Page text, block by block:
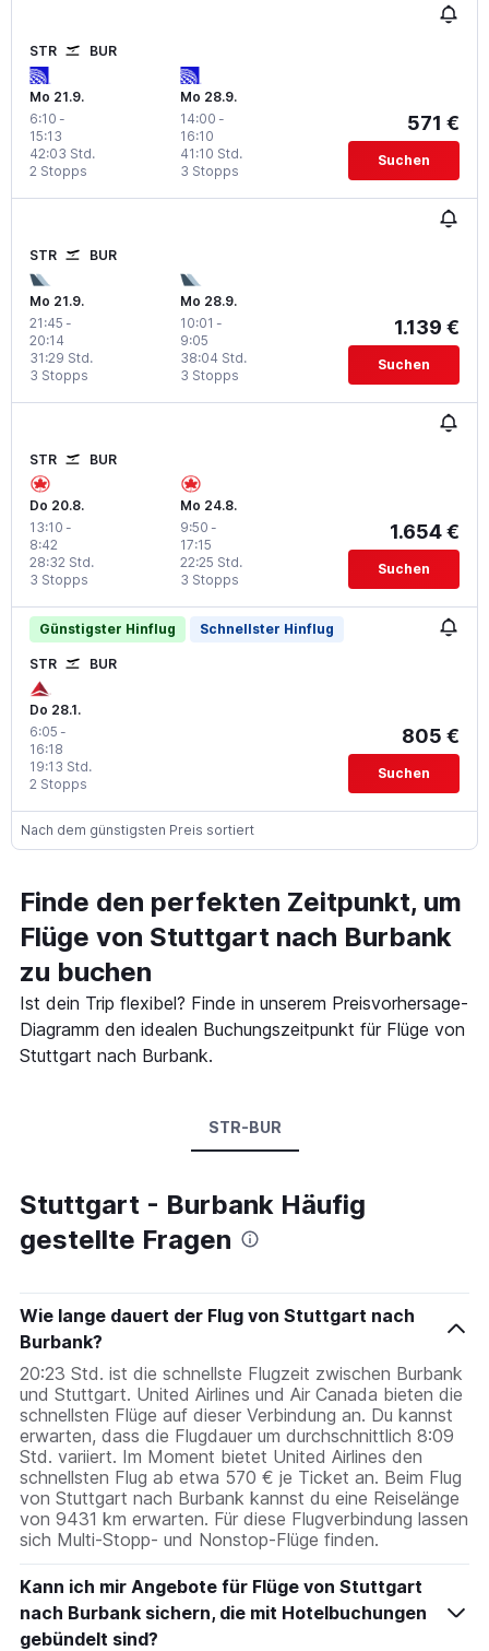
STR BUR
Mo 21.9.
6:10 -
15:13
2 Stopps
42:03 Std.
Mo 28.9.
14:00 -
16:10
3 Stopps
41:10 Std.
571 €
Suchen
STR BUR
Mo 21.9.
21:45 -
20:14
3 Stopps
31:29 Std.
Mo 28.9.
10:01 -
9:05
3 Stopps
38:04 Std.
1.139 €
Suchen
STR BUR
Do 20.8.
13:10 -
8:42
3 Stopps
28:32 Std.
Mo 24.8.
9:50 -
17:15
3 Stopps
22:25 Std.
1.654 €
Suchen
Günstigster Hinflug Schnellster Hinflug
STR BUR
Do 28.1.
6:05 -
16:18
2 Stopps
19:13 Std.
805 €
Suchen
Nach dem günstigsten Preis sortiert
Finde den perfekten Zeitpunkt, um
Flüge von Stuttgart nach Burbank
zu buchen
Ist dein Trip flexibel? Finde in unserem Preisvorhersage-
Diagramm den idealen Buchungszeitpunkt für Flüge von
Stuttgart nach Burbank.
STR-BUR
Stuttgart - Burbank Häufig
gestellte Fragen
Wie lange dauert der Flug von Stuttgart nach
Burbank?
20:23 Std. ist die schnellste Flugzeit zwischen Burbank
und Stuttgart. United Airlines und Air Canada bieten die
schnellsten Flüge auf dieser Verbindung an. Du kannst
erwarten, dass die Flugdauer um durchschnittlich 8:09
Std. variiert. Im Moment bietet United Airlines den
schnellsten Flug ab etwa 570 € je Ticket an. Beim Flug
von Stuttgart nach Burbank kannst du eine Reiselänge
von 9431 km erwarten. Für diese Flugverbindung lassen
sich Multi-Stopp- und Nonstop-Flüge finden.
Kann ich mir Angebote für Flüge von Stuttgart
nach Burbank sichern, die mit Hotelbuchungen
gebündelt sind?